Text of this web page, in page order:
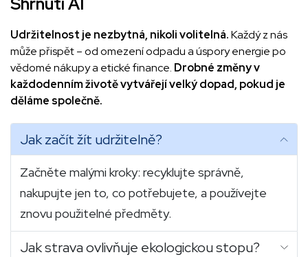
Udržitelnost je nezbytná, nikoli volitelná.Každý z nás
může přispět – od omezení odpadu a úspory energie po
vědomé nákupy a etické finance. Drobné změny v
každodenním životě vytvářejí velký dopad, pokud je
děláme společně.
Jak začít žít udržitelně?
Začněte malými kroky: recyklujte správně,
nakupujte jen to, co potřebujete, a používejte
znovu použitelné předměty.
Jak strava ovlivňuje ekologickou stopu?